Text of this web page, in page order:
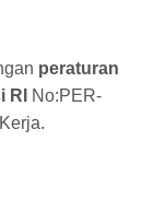
peraturan
RI
No:PER-